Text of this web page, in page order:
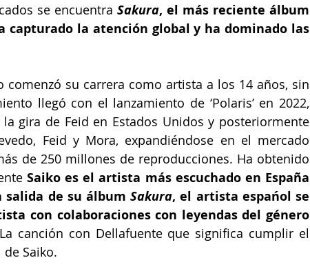
se encuentra Sakura, el más reciente álbum
capturado la atención global y ha dominado las
comenzó su carrera como artista a los 14 años, sin
llegó con el lanzamiento de ‘Polaris’ en 2022,
gira de Feid en Estados Unidos y posteriormente
Feid y Mora, expandiéndose en el mercado
de 250 millones de reproducciones. Ha obtenido
Saiko es el artista más escuchado en España
salida de su álbum Sakura, el artista espańol se
con colaboraciones con leyendas del género
canción con Dellafuente que significa cumplir el
Saiko.